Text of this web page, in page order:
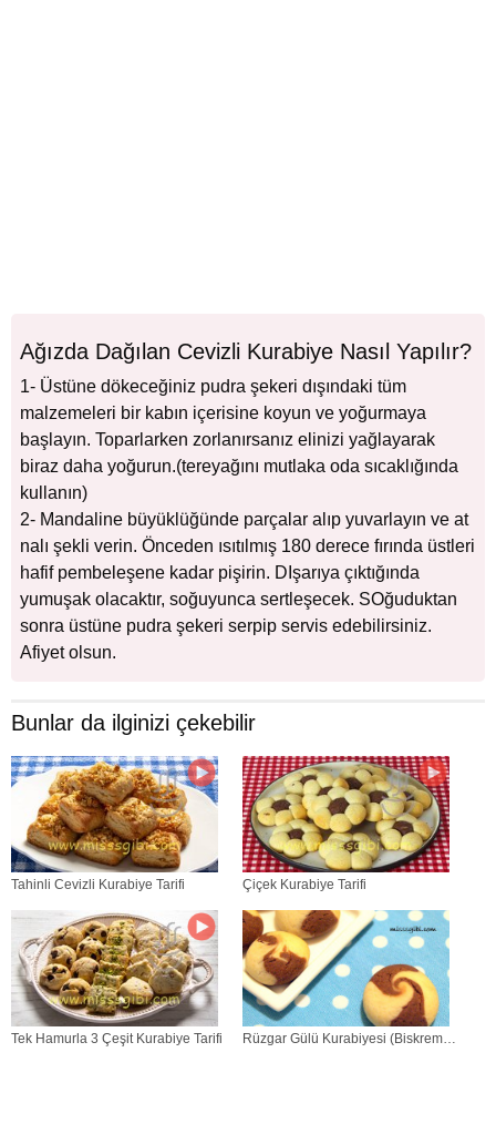
Ağızda Dağılan Cevizli Kurabiye Nasıl Yapılır?
1- Üstüne dökeceğiniz pudra şekeri dışındaki tüm
malzemeleri bir kabın içerisine koyun ve yoğurmaya
başlayın. Toparlarken zorlanırsanız elinizi yağlayarak
biraz daha yoğurun.(tereyağını mutlaka oda sıcaklığında
kullanın)
2- Mandaline büyüklüğünde parçalar alıp yuvarlayın ve at
nalı şekli verin. Önceden ısıtılmış 180 derece fırında üstleri
hafif pembeleşene kadar pişirin. DIşarıya çıktığında
yumuşak olacaktır, soğuyunca sertleşecek. SOğuduktan
sonra üstüne pudra şekeri serpip servis edebilirsiniz.
Afiyet olsun.
Bunlar da ilginizi çekebilir
Tahinli Cevizli Kurabiye Tarifi Çiçek Kurabiye Tarifi
Tek Hamurla 3 Çeşit Kurabiye Tarifi
Rüzgar Gülü Kurabiyesi (Biskrem